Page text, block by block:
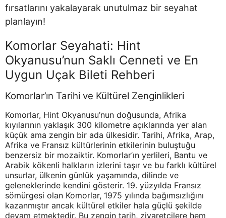
fırsatlarını yakalayarak unutulmaz bir seyahat
planlayın!
Komorlar Seyahati: Hint
Okyanusu’nun Saklı Cenneti ve En
Uygun Uçak Bileti Rehberi
Komorlar’ın Tarihi ve Kültürel Zenginlikleri
Komorlar, Hint Okyanusu’nun doğusunda, Afrika
kıyılarının yaklaşık 300 kilometre açıklarında yer alan
küçük ama zengin bir ada ülkesidir. Tarihi, Afrika, Arap,
Afrika ve Fransız kültürlerinin etkilerinin buluştuğu
benzersiz bir mozaiktir. Komorlar’ın yerlileri, Bantu ve
Arabik kökenli halkların izlerini taşır ve bu farklı kültürel
unsurlar, ülkenin günlük yaşamında, dilinde ve
geleneklerinde kendini gösterir. 19. yüzyılda Fransız
sömürgesi olan Komorlar, 1975 yılında bağımsızlığını
kazanmıştır ancak kültürel etkiler hala güçlü şekilde
devam etmektedir. Bu zengin tarih, ziyaretçilere hem